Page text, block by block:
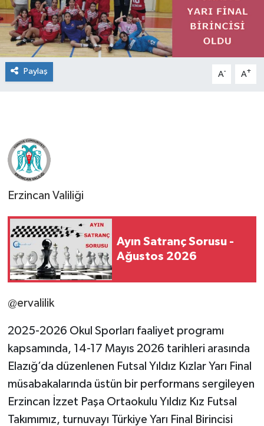
Paylaş A- A+
Erzincan Valiliği
Ayın Satranç Sorusu -
Ağustos 2026
@ervalilik
2025-2026 Okul Sporları faaliyet programı
kapsamında, 14-17 Mayıs 2026 tarihleri arasında
Elazığ’da düzenlenen Futsal Yıldız Kızlar Yarı Final
müsabakalarında üstün bir performans sergileyen
Erzincan İzzet Paşa Ortaokulu Yıldız Kız Futsal
Takımımız, turnuvayı Türkiye Yarı Final Birincisi